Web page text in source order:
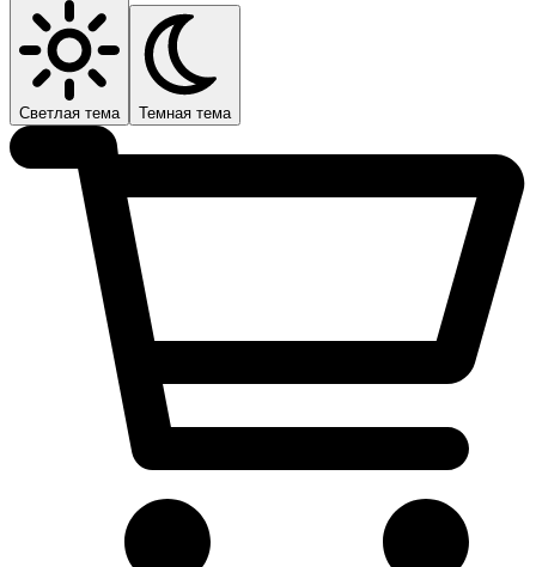
Светлая тема Темная тема